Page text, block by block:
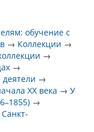
обучение с
→ Коллекции →
→
→
→
XX века →У
→
Санкт-